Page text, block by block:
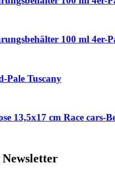
100 ml 4er-
Pale Tuscany
13,5x17 cm Race cars-